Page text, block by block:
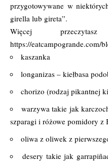
przygotowywane w
girella lub gireta”.
Więcej
https://eatcampogrande.com/
kaszanka
longanizas – kiełbasa
chorizo (rodzaj pikantnej
warzywa takie jak
szparagi i różowe pomidory z
oliwa z oliwek z
desery takie jak